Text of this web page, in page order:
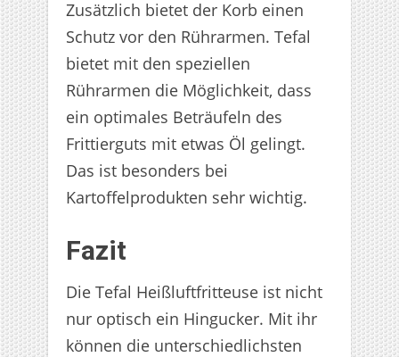
Zusätzlich bietet der Korb einen
Schutz vor den Rührarmen. Tefal
bietet mit den speziellen
Rührarmen die Möglichkeit, dass
ein optimales Beträufeln des
Frittierguts mit etwas Öl gelingt.
Das ist besonders bei
Kartoffelprodukten sehr wichtig.
Fazit
Die Tefal Heißluftfritteuse ist nicht
nur optisch ein Hingucker. Mit ihr
können die unterschiedlichsten